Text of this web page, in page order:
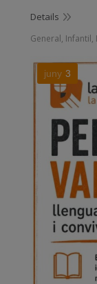
Details
General, Infantil,
juny 3